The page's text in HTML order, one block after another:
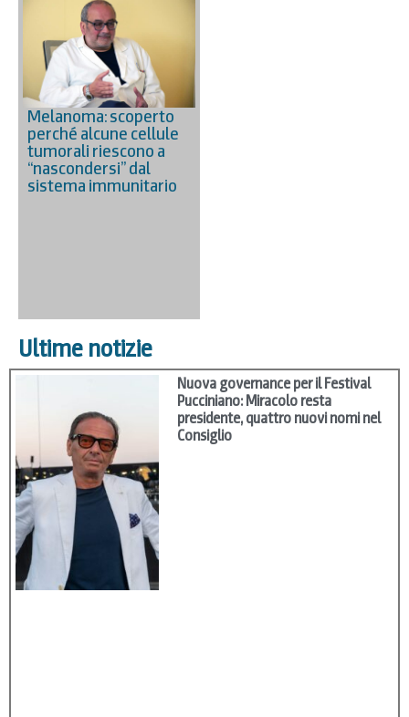
Melanoma: scoperto
perché alcune cellule
tumorali riescono a
“nascondersi” dal
sistema immunitario
Ultime notizie
Nuova governance per il Festival
Pucciniano: Miracolo resta
presidente, quattro nuovi nomi nel
Consiglio